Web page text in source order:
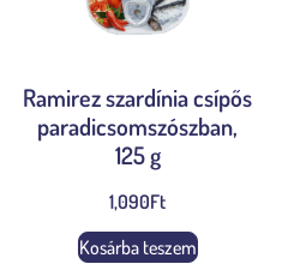
Ramirez szardínia csípős
paradicsomszószban,
125 g
1,090Ft
Kosárba teszem